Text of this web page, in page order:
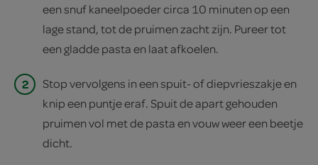
een snuf kaneelpoeder circa 10 minuten op een
lage stand, tot de pruimen zacht zijn. Pureer tot
een gladde pasta en laat afkoelen.
2
Stop vervolgens in een spuit- of diepvrieszakje en
knip een puntje eraf. Spuit de apart gehouden
pruimen vol met de pasta en vouw weer een beetje
dicht.